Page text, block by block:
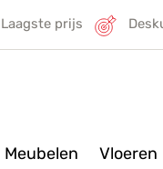
Laagste prijs
Meubelen Vloeren